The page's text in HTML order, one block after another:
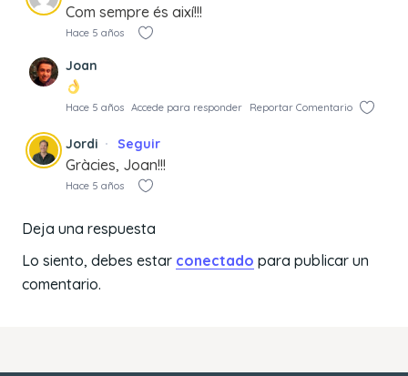
Com sempre és així!!!
Hace 5 años
Joan
Hace 5 años Accede para responder Reportar Comentario
Jordi Seguir
Gràcies, Joan!!!
Hace 5 años
Deja una respuesta
Lo siento, debes estar conectado para publicar un
comentario.